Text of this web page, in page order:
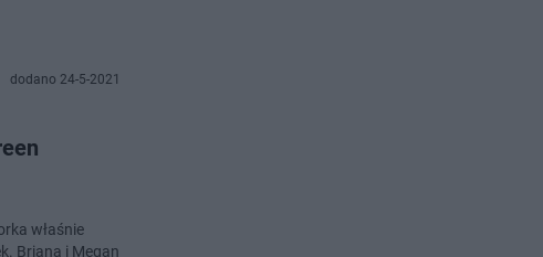
dodano 24-5-2021
właśnie
Briana i Megan